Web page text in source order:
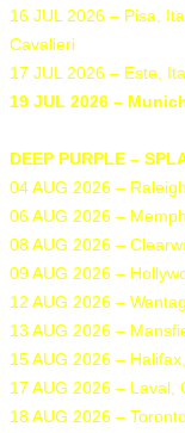
16 JUL 2026 – Pisa,
Cavalieri
17 JUL 2026 – Este,
19 JUL 2026 –
DEEP PURPLE –
04 AUG 2026 –
06 AUG 2026 –
08 AUG 2026 –
09 AUG 2026 –
12 AUG 2026 –
13 AUG 2026 –
15 AUG 2026 –
17 AUG 2026 – Laval,
18 AUG 2026 –